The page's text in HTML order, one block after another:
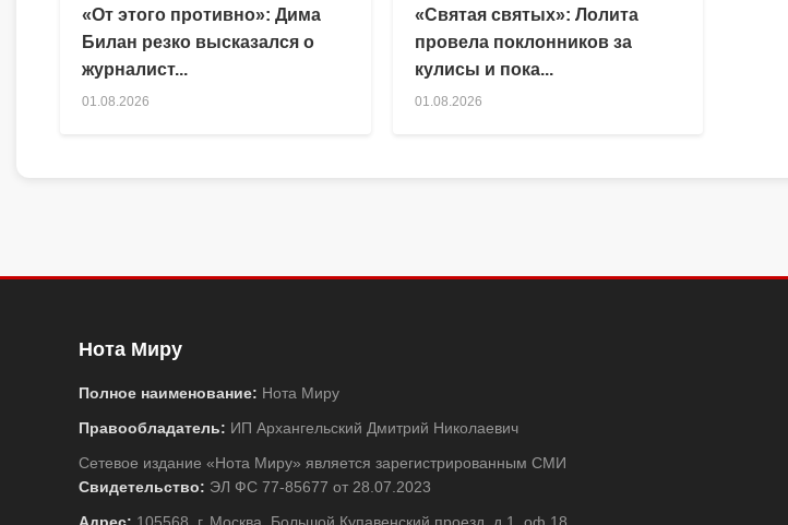
«От этого противно»: Дима
Билан резко высказался о
журналист...
01.08.2026
«Святая святых»: Лолита
провела поклонников за
кулисы и пока...
01.08.2026
Нота Миру
Полное наименование: Нота Миру
Правообладатель: ИП Архангельский Дмитрий Николаевич
Сетевое издание «Нота Миру» является зарегистрированным СМИ
Свидетельство: ЭЛ ФС 77-85677 от 28.07.2023